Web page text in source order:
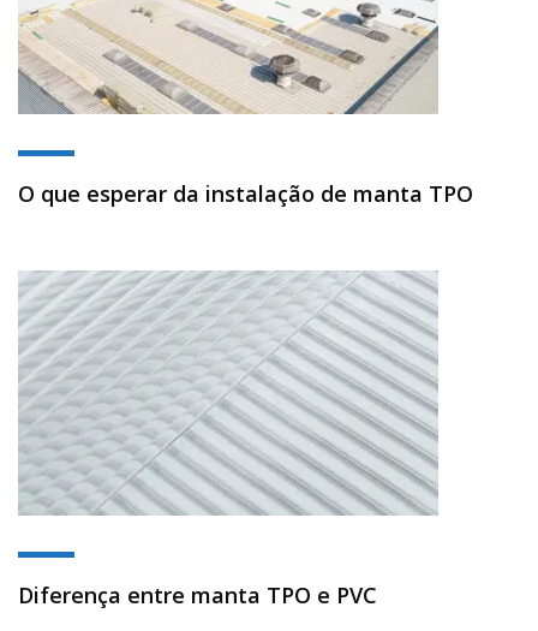
O que esperar da instalação de manta TPO
Diferença entre manta TPO e PVC